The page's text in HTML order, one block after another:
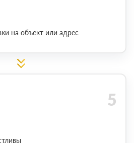
на объект или адрес